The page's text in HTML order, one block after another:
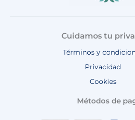
Cuidamos tu
Términos y
Privacidad
Cookies
Métodos de